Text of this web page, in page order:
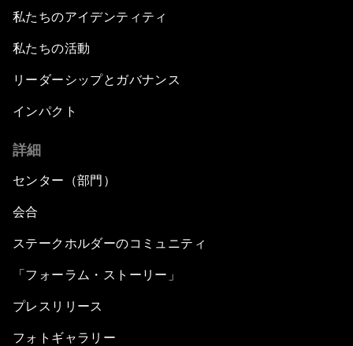
私たちのアイデンティティ
私たちの活動
リーダーシップとガバナンス
インパクト
詳細
センター（部門）
会合
ステークホルダーのコミュニティ
「フォーラム・ストーリー」
プレスリリース
フォトギャラリー